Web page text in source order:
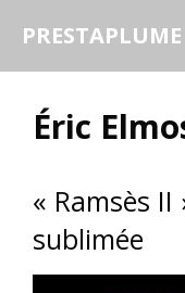
PRESTAPLUME
Éric
« Ramsès
sublimée